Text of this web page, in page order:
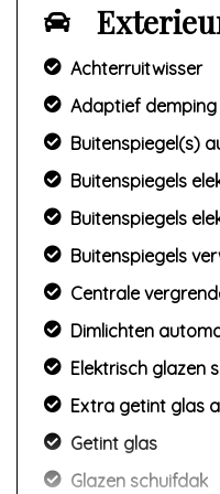
Achterruitwisser
Adaptief
Buitenspiegel(s)
Buitenspiegels
Buitenspiegels
Buitenspiegels
Centrale
Dimlichten
Elektrisch glazen
Extra getint glas
Getint glas
Glazen schuifdak